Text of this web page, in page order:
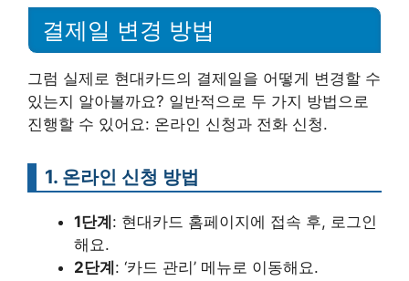
결제일 변경 방법
그럼 실제로 현대카드의 결제일을 어떻게 변경할 수
있는지 알아볼까요? 일반적으로 두 가지 방법으로
진행할 수 있어요: 온라인 신청과 전화 신청.
1. 온라인 신청 방법
1단계: 현대카드 홈페이지에 접속 후, 로그인
해요.
2단계: ‘카드 관리’ 메뉴로 이동해요.